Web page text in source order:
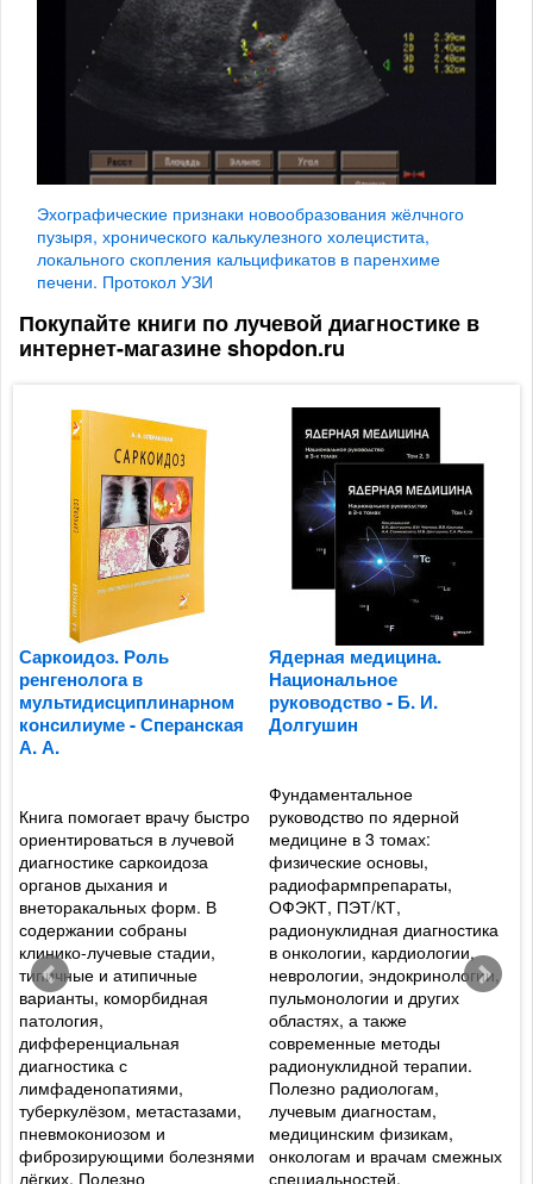
Эхографические признаки новообразования жёлчного
пузыря, хронического калькулезного холецистита,
локального скопления кальцификатов в паренхиме
печени. Протокол УЗИ
Покупайте книги по лучевой диагностике в
интернет-магазине shopdon.ru
Саркоидоз. Роль
ренгенолога в
мультидисциплинарном
консилиуме - Сперанская
А. А.
Книга помогает врачу быстро
ориентироваться в лучевой
диагностике саркоидоза
органов дыхания и
внеторакальных форм. В
содержании собраны
клинико-лучевые стадии,
типичные и атипичные
варианты, коморбидная
патология,
дифференциальная
диагностика с
лимфаденопатиями,
туберкулёзом, метастазами,
пневмокониозом и
фиброзирующими болезнями
лёгких. Полезно
Ядерная медицина.
Национальное
руководство - Б. И.
Долгушин
Фундаментальное
руководство по ядерной
медицине в 3 томах:
физические основы,
радиофармпрепараты,
ОФЭКТ, ПЭТ/КТ,
радионуклидная диагностика
в онкологии, кардиологии,
неврологии, эндокринологии,
пульмонологии и других
областях, а также
современные методы
радионуклидной терапии.
Полезно радиологам,
лучевым диагностам,
медицинским физикам,
онкологам и врачам смежных
специальностей.